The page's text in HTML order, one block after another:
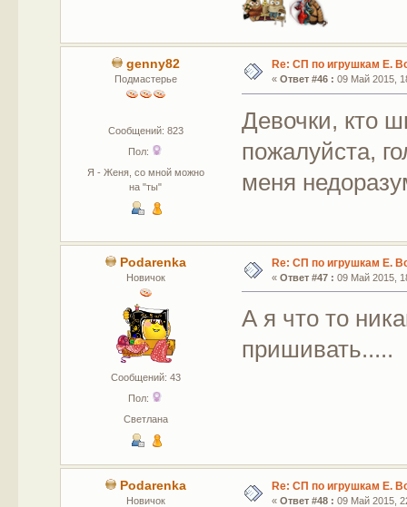
genny82
Подмастерье
Сообщений: 823
Пол:
Я - Женя, со мной можно
на "ты"
Re: СП по игрушкам Е.
« Ответ #46 : 09 Май 2015,
Девочки, кто
пожалуйста,
меня
Podarenka
Новичок
Сообщений: 43
Пол:
Светлана
Re: СП по игрушкам Е.
« Ответ #47 : 09 Май 2015,
А я что то
пришивать.....
Podarenka
Новичок
Re: СП по игрушкам Е.
« Ответ #48 : 09 Май 2015,